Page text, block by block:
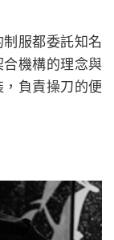
服都委託知名
機構的理念與
負責操刀的便